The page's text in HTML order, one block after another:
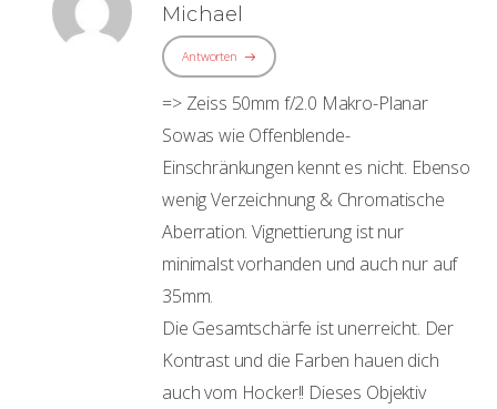
Michael
Antworten
=> Zeiss 50mm f/2.0 Makro-Planar
Sowas wie Offenblende-
Einschränkungen kennt es nicht. Ebenso
wenig Verzeichnung & Chromatische
Aberration. Vignettierung ist nur
minimalst vorhanden und auch nur auf
35mm.
Die Gesamtschärfe ist unerreicht. Der
Kontrast und die Farben hauen dich
auch vom Hocker!! Dieses Objektiv